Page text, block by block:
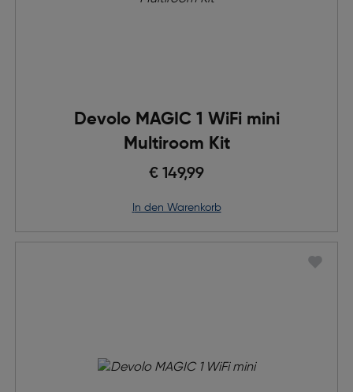
Devolo MAGIC 1 WiFi mini
Multiroom Kit
€ 149,99
in den Warenkorb